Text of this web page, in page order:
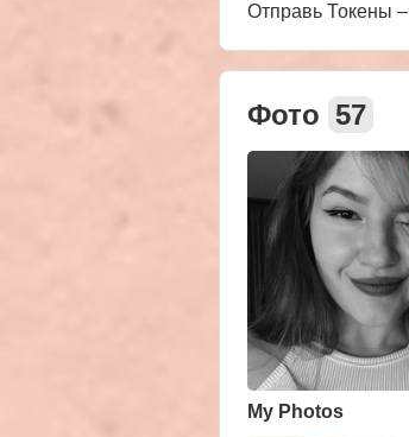
Отправь Токены –
Фото 57
My Photos